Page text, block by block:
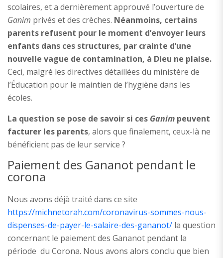
scolaires, et a dernièrement approuvé l’ouverture de
Ganim privés et des crèches. Néanmoins, certains
parents refusent pour le moment d’envoyer leurs
enfants dans ces structures, par crainte d’une
nouvelle vague de contamination, à Dieu ne plaise.
Ceci, malgré les directives détaillées du ministère de
l’Éducation pour le maintien de l’hygiène dans les
écoles.
La question se pose de savoir si ces Ganim peuvent
facturer les parents, alors que finalement, ceux-là ne
bénéficient pas de leur service ?
Paiement des Gananot pendant le
corona
Nous avons déjà traité dans ce site
https://michnetorah.com/coronavirus-sommes-nous-
dispenses-de-payer-le-salaire-des-gananot/ la question
concernant le paiement des Gananot pendant la
période du Corona. Nous avons alors conclu que bien